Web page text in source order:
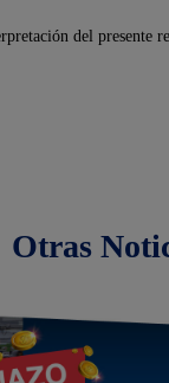
del presente
Otras